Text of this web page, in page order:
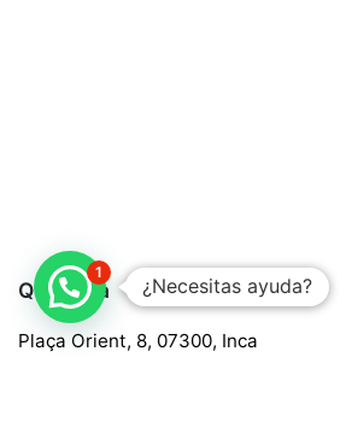
Quaroma
Plaça Orient, 8, 07300, Inca
¿Necesitas ayuda?
1